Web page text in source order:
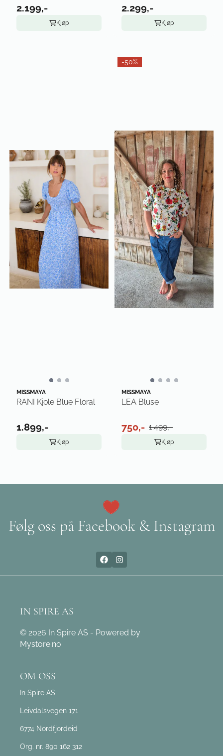
2.199,-
Kjøp
2.299,-
Kjøp
MISSMAYA
RANI Kjole Blue Floral
1.899,-
Kjøp
-50%
MISSMAYA
LEA Bluse
750,- 1.499,-
Kjøp
Følg oss på Facebook & Instagram
IN SPIRE AS
© 2026 In Spire AS - Powered by
Mystore.no
OM OSS
In Spire AS
Leivdalsvegen 171
6774 Nordfjordeid
Org. nr. 890 162 312